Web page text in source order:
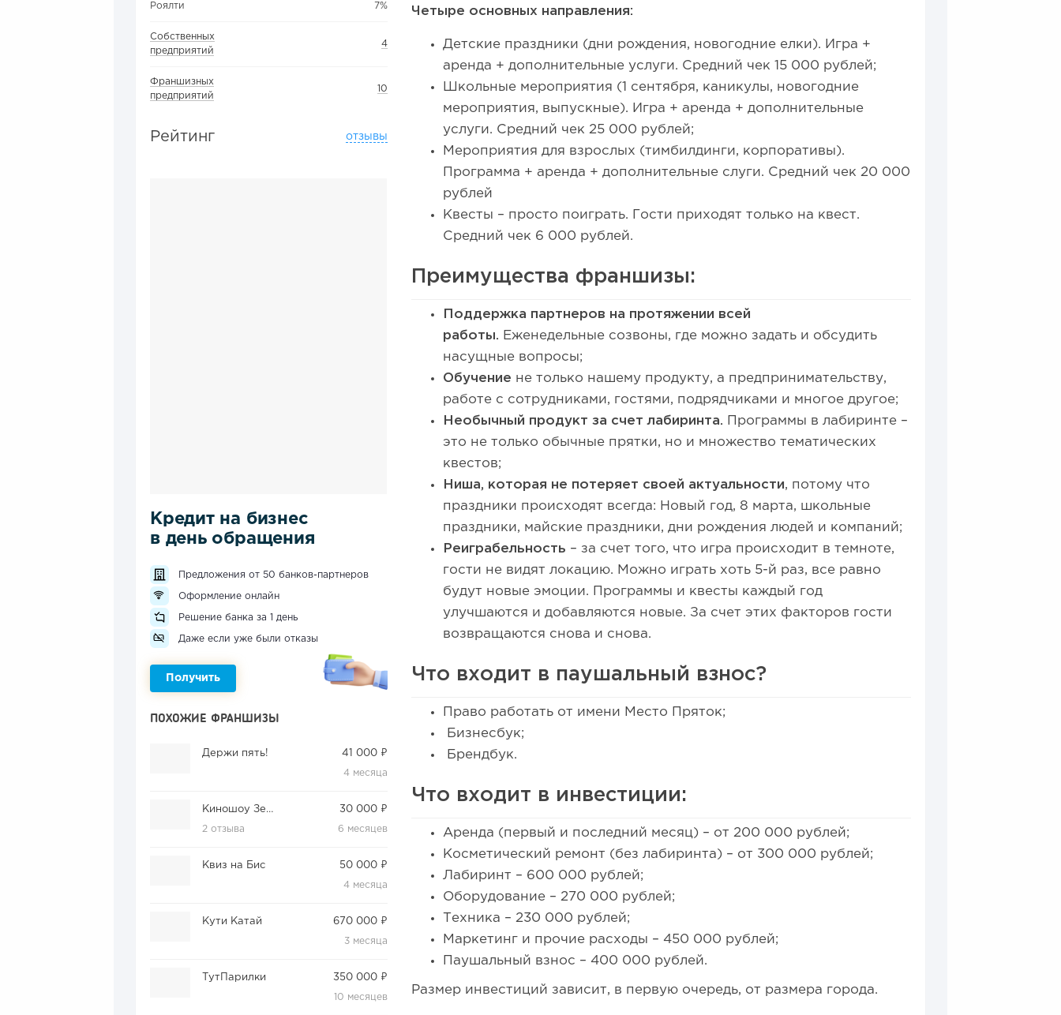
Роялти 7%
Собственных
предприятий
4
Франшизных
предприятий
10
Рейтинг отзывы
Кредит на бизнес
в день обращения
Предложения от 50 банков-партнеров
Оформление онлайн
Решение банка за 1 день
Даже если уже были отказы
Получить
ПОХОЖИЕ ФРАНШИЗЫ
Держи пять! 41 000 ₽
4 месяца
Киношоу Зеленка
2 отзыва
30 000 ₽
6 месяцев
Квиз на Бис 50 000 ₽
4 месяца
Кути Катай 670 000 ₽
3 месяца
ТутПарилки 350 000 ₽
10 месяцев
Четыре основных направления:
Детские праздники (дни рождения, новогодние елки). Игра +
аренда + дополнительные услуги. Средний чек 15 000 рублей;
Школьные мероприятия (1 сентября, каникулы, новогодние
мероприятия, выпускные). Игра + аренда + дополнительные
услуги. Средний чек 25 000 рублей;
Мероприятия для взрослых (тимбилдинги, корпоративы).
Программа + аренда + дополнительные слуги. Средний чек 20 000
рублей
Квесты – просто поиграть. Гости приходят только на квест.
Средний чек 6 000 рублей.
Преимущества франшизы:
Поддержка партнеров на протяжении всей
работы. Еженедельные созвоны, где можно задать и обсудить
насущные вопросы;
Обучение не только нашему продукту, а предпринимательству,
работе с сотрудниками, гостями, подрядчиками и многое другое;
Необычный продукт за счет лабиринта. Программы в лабиринте –
это не только обычные прятки, но и множество тематических
квестов;
Ниша, которая не потеряет своей актуальности, потому что
праздники происходят всегда: Новый год, 8 марта, школьные
праздники, майские праздники, дни рождения людей и компаний;
Реиграбельность – за счет того, что игра происходит в темноте,
гости не видят локацию. Можно играть хоть 5-й раз, все равно
будут новые эмоции. Программы и квесты каждый год
улучшаются и добавляются новые. За счет этих факторов гости
возвращаются снова и снова.
Что входит в паушальный взнос?
Право работать от имени Место Пряток;
Бизнесбук;
Брендбук.
Что входит в инвестиции:
Аренда (первый и последний месяц) – от 200 000 рублей;
Косметический ремонт (без лабиринта) – от 300 000 рублей;
Лабиринт – 600 000 рублей;
Оборудование – 270 000 рублей;
Техника – 230 000 рублей;
Маркетинг и прочие расходы – 450 000 рублей;
Паушальный взнос – 400 000 рублей.
Размер инвестиций зависит, в первую очередь, от размера города.